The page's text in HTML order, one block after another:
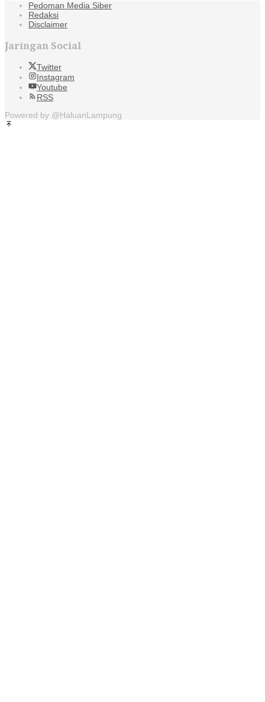
Pedoman Media Siber
Redaksi
Disclaimer
Jaringan Social
Twitter
Instagram
Youtube
RSS
Powered by @HaluanLampung